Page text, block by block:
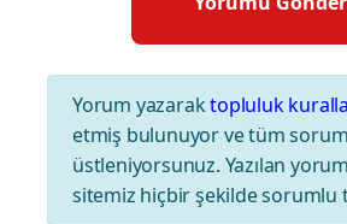
Yorum yazaraktopluluk
etmiş bulunuyor ve tüm
üstleniyorsunuz. Yazılan
sitemiz hiçbir şekilde sorumlu